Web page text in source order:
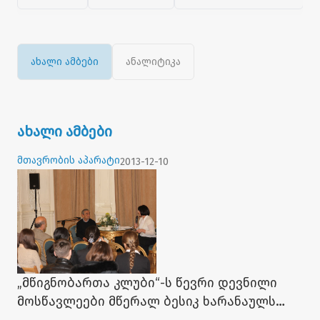
ახალი ამბები ანალიტიკა
ახალი ამბები
მთავრობის აპარატი2013-12-10
„მწიგნობართა კლუბი“-ს წევრი დევნილი
მოსწავლეები მწერალ ბესიკ ხარანაულს